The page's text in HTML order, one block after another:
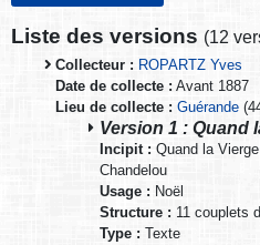
Liste des versions (12
Collecteur : ROPARTZ Yves
Date de collecte : Avant 1887
Lieu de collecte : Guérande
Version 1 : Quand
Incipit : Quand la
Chandelou
Usage : Noël
Structure : 11 couplets
Type : Texte